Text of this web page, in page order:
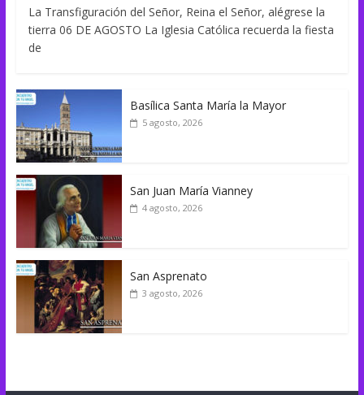
La Transfiguración del Señor, Reina el Señor, alégrese la
tierra 06 DE AGOSTO La Iglesia Católica recuerda la fiesta
de
Basílica Santa María la Mayor
5 agosto, 2026
San Juan María Vianney
4 agosto, 2026
San Asprenato
3 agosto, 2026